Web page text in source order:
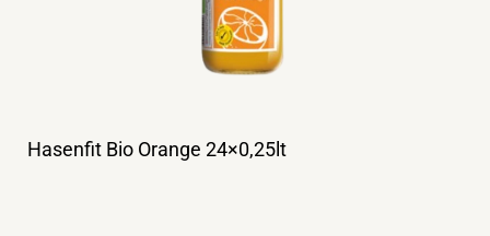
Hasenfit Bio Orange 24×0,25lt